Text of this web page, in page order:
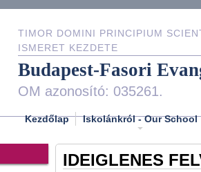
TIMOR DOMINI PRINCIPIUM
ISMERET KEZDETE
Budapest-Fasori
OM azonosító: 035261.
Kezdőlap Iskolánkról - Our School
IDEIGLENES